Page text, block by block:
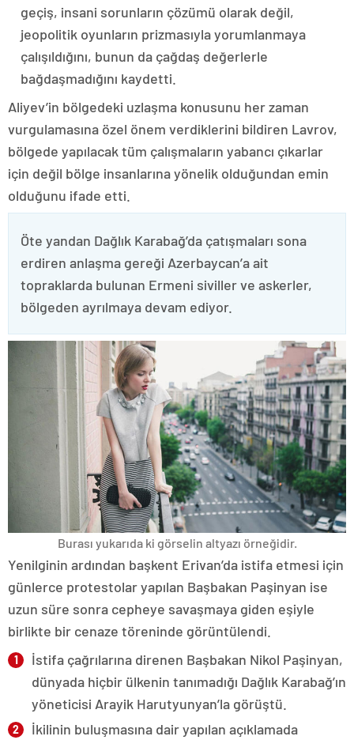
geçiş, insani sorunların çözümü olarak değil,
jeopolitik oyunların prizmasıyla yorumlanmaya
çalışıldığını, bunun da çağdaş değerlerle
bağdaşmadığını kaydetti.
Aliyev’in bölgedeki uzlaşma konusunu her zaman
vurgulamasına özel önem verdiklerini bildiren Lavrov,
bölgede yapılacak tüm çalışmaların yabancı çıkarlar
için değil bölge insanlarına yönelik olduğundan emin
olduğunu ifade etti.
Öte yandan Dağlık Karabağ’da çatışmaları sona
erdiren anlaşma gereği Azerbaycan’a ait
topraklarda bulunan Ermeni siviller ve askerler,
bölgeden ayrılmaya devam ediyor.
Burası yukarıda ki görselin altyazı örneğidir.
Yenilginin ardından başkent Erivan’da istifa etmesi için
günlerce protestolar yapılan Başbakan Paşinyan ise
uzun süre sonra cepheye savaşmaya giden eşiyle
birlikte bir cenaze töreninde görüntülendi.
İstifa çağrılarına direnen Başbakan Nikol Paşinyan,
dünyada hiçbir ülkenin tanımadığı Dağlık Karabağ’ın
yöneticisi Arayik Harutyunyan’la görüştü.
İkilinin buluşmasına dair yapılan açıklamada